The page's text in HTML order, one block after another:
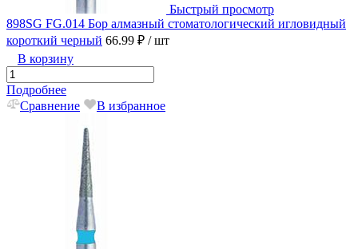
Быстрый просмотр
898SG FG.014 Бор алмазный стоматологический игловидный
короткий черный 66.99 ₽ / шт
В корзину
Подробнее
Сравнение
В избранное